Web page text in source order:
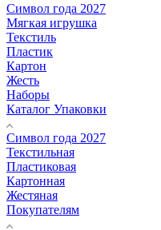
Символ года 2027
Мягкая игрушка
Текстиль
Пластик
Картон
Жесть
Наборы
Каталог Упаковки
Символ года 2027
Текстильная
Пластиковая
Картонная
Жестяная
Покупателям